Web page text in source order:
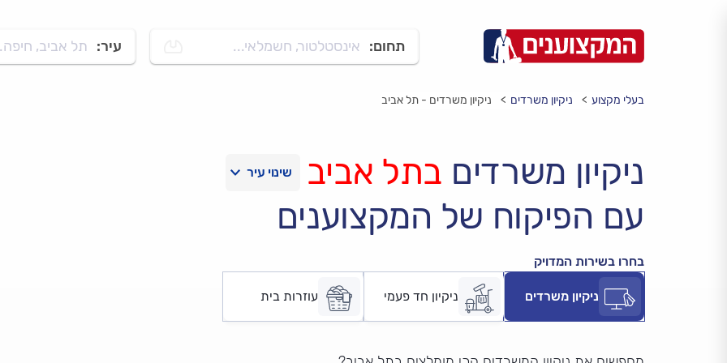
תחום: אינסטלטור, חשמלאי... עיר: תל אביב,
בעלי מקצוע ניקיון משרדים ניקיון משרדים - תל אביב
ניקיון משרדים בתל אביב
עם הפיקוח של המקצוענים
בחרו בשירות המדויק
ניקיון משרדים ניקיון חד פעמי עוזרות בית